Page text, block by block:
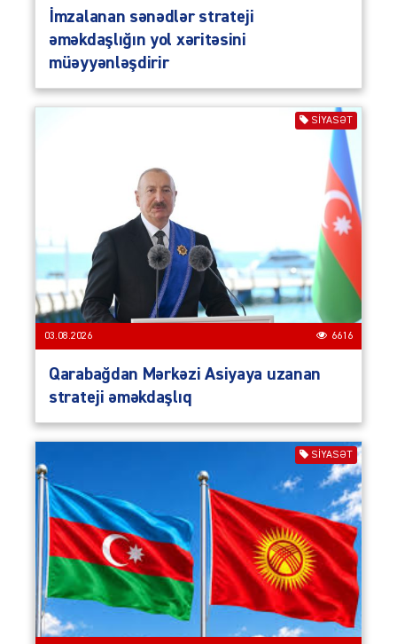
İmzalanan sənədlər strateji
əməkdaşlığın yol xəritəsini
müəyyənləşdirir
SIYASƏT
03.08.2026 6616
Qarabağdan Mərkəzi Asiyaya uzanan
strateji əməkdaşlıq
SIYASƏT